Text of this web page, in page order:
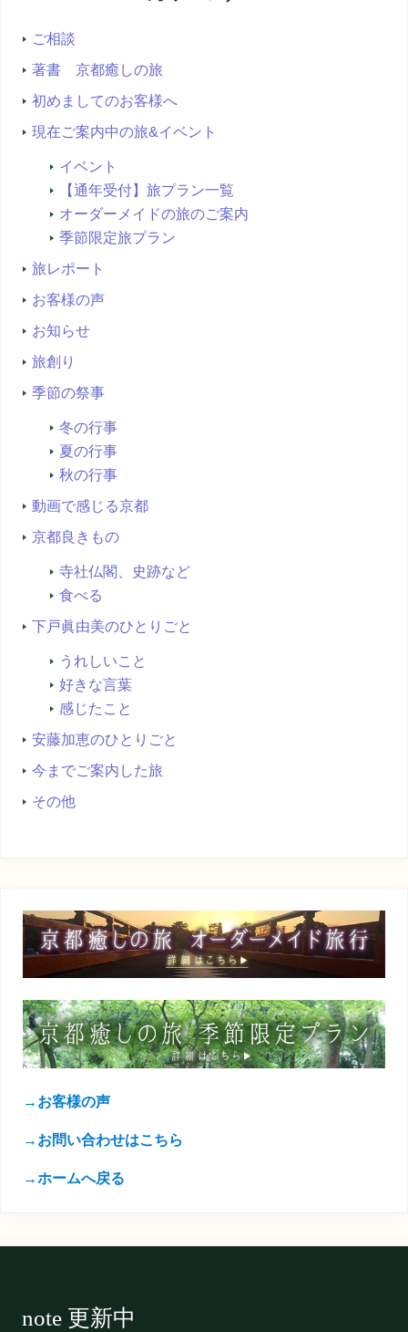
ご相談
著書 京都癒しの旅
初めましてのお客様へ
現在ご案内中の旅&イベント
イベント
【通年受付】旅プラン一覧
オーダーメイドの旅のご案内
季節限定旅プラン
旅レポート
お客様の声
お知らせ
旅創り
季節の祭事
冬の行事
夏の行事
秋の行事
動画で感じる京都
京都良きもの
寺社仏閣、史跡など
食べる
下戸眞由美のひとりごと
うれしいこと
好きな言葉
感じたこと
安藤加恵のひとりごと
今までご案内した旅
その他
→お客様の声
→お問い合わせはこちら
→ホームへ戻る
note 更新中